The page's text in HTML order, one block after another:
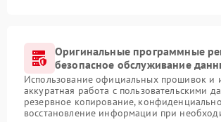
Оригинальные программные
безопасное обслуживание
Использование официальных прошивок и
аккуратная работа с пользовательскими
резервное копирование,
восстановление информации при